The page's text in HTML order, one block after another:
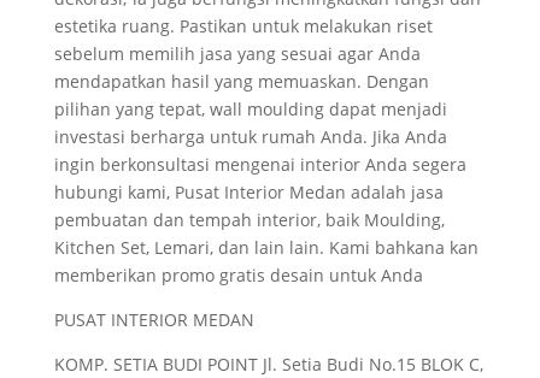
estetika ruang. Pastikan untuk melakukan riset
sebelum memilih jasa yang sesuai agar Anda
mendapatkan hasil yang memuaskan. Dengan
pilihan yang tepat, wall moulding dapat menjadi
investasi berharga untuk rumah Anda. Jika Anda
ingin berkonsultasi mengenai interior Anda segera
hubungi kami, Pusat Interior Medan adalah jasa
pembuatan dan tempah interior, baik Moulding,
Kitchen Set, Lemari, dan lain lain. Kami bahkana kan
memberikan promo gratis desain untuk Anda
PUSAT INTERIOR MEDAN
KOMP. SETIA BUDI POINT Jl. Setia Budi No.15 BLOK C,